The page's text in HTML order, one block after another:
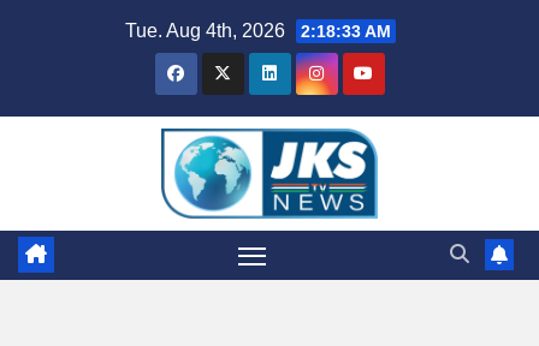
Tue. Aug 4th, 2026 2:18:34 AM